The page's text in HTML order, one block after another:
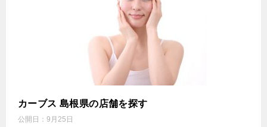
カーブス 島根県の店舗を探す
公開日： 9月25日